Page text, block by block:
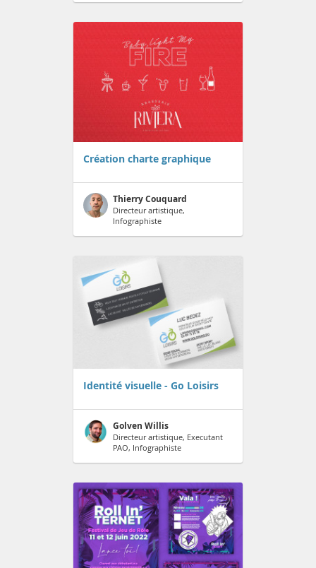
Création charte graphique
Thierry Couquard
Directeur artistique,
Infographiste
Identité visuelle - Go Loisirs
Golven Willis
Directeur artistique, Executant
PAO, Infographiste